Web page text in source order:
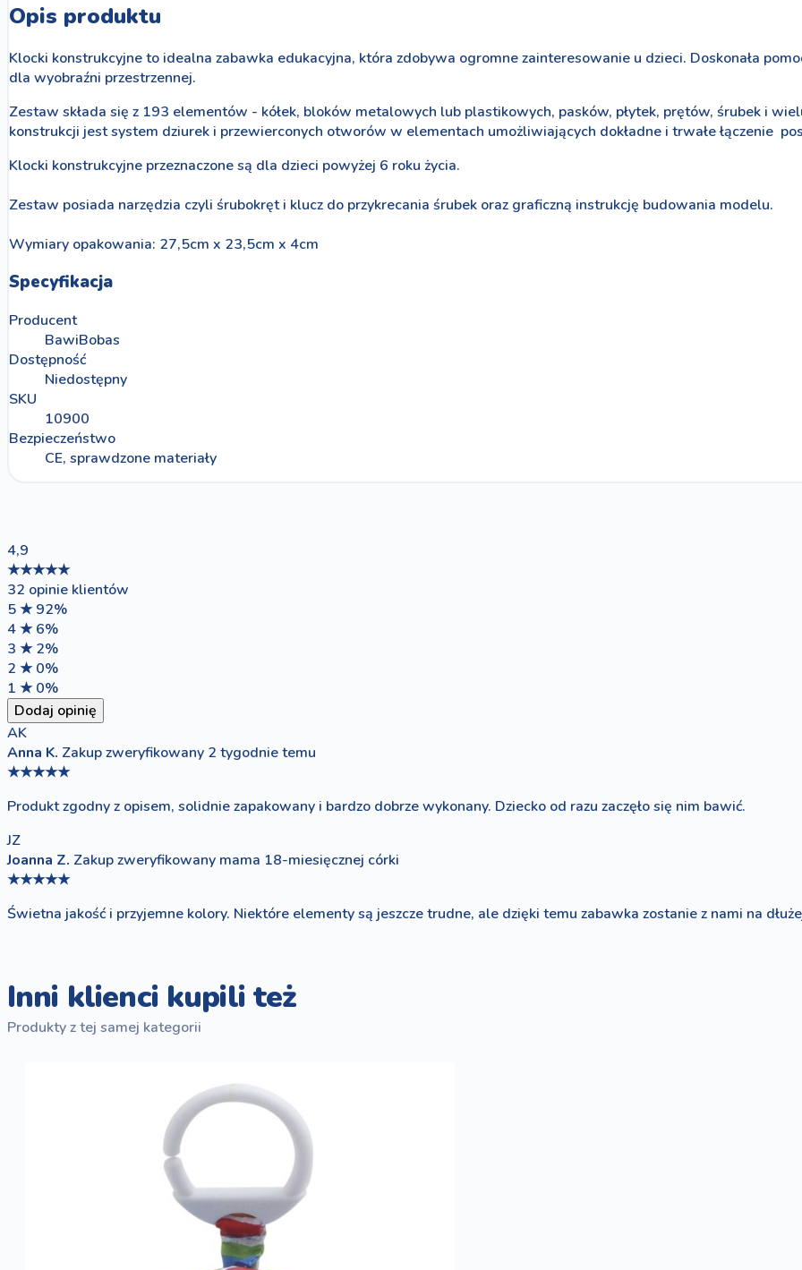
Opis produktu
Klocki konstrukcyjne to idealna zabawka edukacyjna, która zdobywa ogromne zainteresowanie u dzieci . Doskonała
dla wyobraźni przestrzennej.
Zestaw składa się z 193 elementów - kółek, bloków metalowych lub plastikowych, pasków, płytek, prętów, śrubek i
konstrukcji jest system dziurek i przewierconych otworów w elementach umożliwiających dokładne i trwałe łączenie
Klocki konstrukcyjne przeznaczone są dla dzieci powyżej 6 roku życia.
Zestaw posiada narzędzia czyli śrubokręt i klucz do przykrecania śrubek oraz graficzną instrukcję budowania modelu.
Wymiary opakowania: 27,5cm x 23,5cm x 4cm
Specyfikacja
Producent
BawiBobas
Dostępność
Niedostępny
SKU
10900
Bezpieczeństwo
CE, sprawdzone materiały
4,9
★★★★★
32 opinie klientów
5 ★ 92%
4 ★ 6%
3 ★ 2%
2 ★ 0%
1 ★ 0%
Dodaj opinię
AK
Anna K. Zakup zweryfikowany 2 tygodnie temu
★★★★★
Produkt zgodny z opisem, solidnie zapakowany i bardzo dobrze wykonany. Dziecko od razu zaczęło się nim bawić.
JZ
Joanna Z. Zakup zweryfikowany mama 18-miesięcznej córki
★★★★★
Świetna jakość i przyjemne kolory. Niektóre elementy są jeszcze trudne, ale dzięki temu zabawka zostanie z nami na
Inni klienci kupili też
Produkty z tej samej kategorii